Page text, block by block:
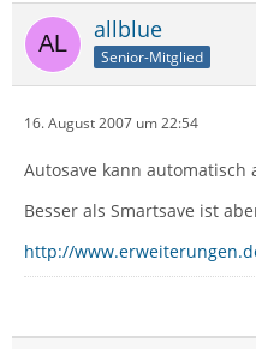
allblue
Senior-Mitglied
16. August 2007 um 22:54
Autosave kann automatisch
Besser als Smartsave ist
http://